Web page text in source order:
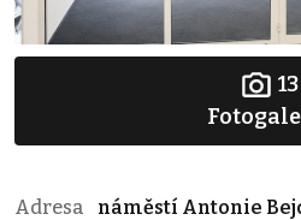
13
Adresa
náměstí Antonie